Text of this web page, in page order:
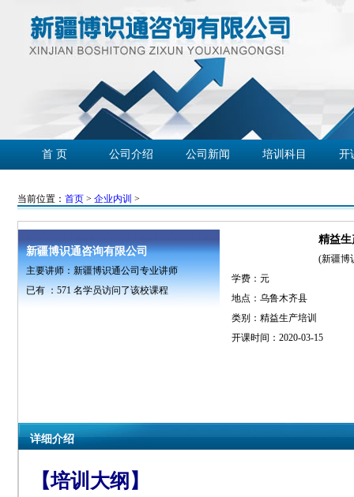
首 页 公司介绍 公司新闻 培训科目 开
当前位置： 首页 > 企业内训 >
新疆博识通咨询有限公司
主要讲师：新疆博识通公司专业讲师
已有 ： 571 名学员访问了该校课程
精益
(新疆博
学费： 元
地点：乌鲁木齐县
类别：精益生产培训
开课时间：2020-03-15
详细介绍
【培训大纲】